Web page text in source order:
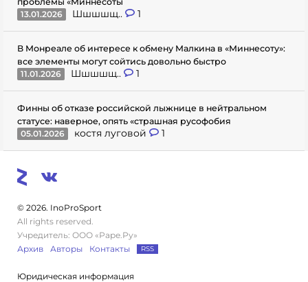
13.01.2026
Шшшшщ.. 1
В Монреале об интересе к обмену Малкина в «Миннесоту»:
все элементы могут сойтись довольно быстро
11.01.2026
Шшшшщ.. 1
Финны об отказе российской лыжнице в нейтральном
статусе: наверное, опять «страшная русофобия
05.01.2026
костя луговой 1
© 2026. InoProSport
All rights reserved.
Учредитель: ООО «Раре.Ру»
Архив
Авторы Контакты RSS
Юридическая информация